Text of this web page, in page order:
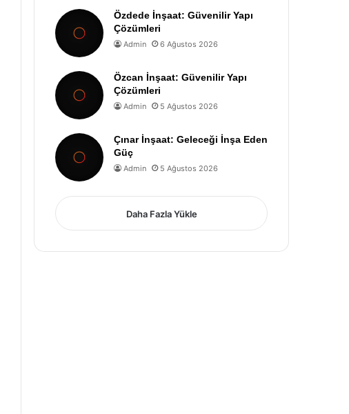
Özdede İnşaat: Güvenilir Yapı
Çözümleri
Admin 6 Ağustos 2026
Özcan İnşaat: Güvenilir Yapı
Çözümleri
Admin 5 Ağustos 2026
Çınar İnşaat: Geleceği İnşa Eden
Güç
Admin 5 Ağustos 2026
Daha Fazla Yükle